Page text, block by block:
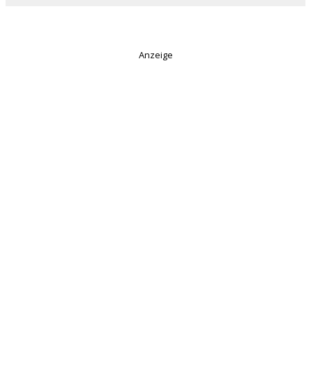
Anzeige